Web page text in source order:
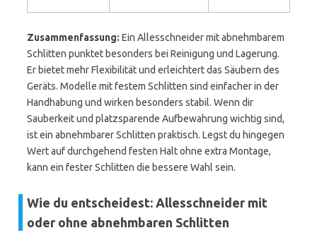
Zusammenfassung: Ein Allesschneider mit abnehmbarem
Schlitten punktet besonders bei Reinigung und Lagerung.
Er bietet mehr Flexibilität und erleichtert das Säubern des
Geräts. Modelle mit festem Schlitten sind einfacher in der
Handhabung und wirken besonders stabil. Wenn dir
Sauberkeit und platzsparende Aufbewahrung wichtig sind,
ist ein abnehmbarer Schlitten praktisch. Legst du hingegen
Wert auf durchgehend festen Halt ohne extra Montage,
kann ein fester Schlitten die bessere Wahl sein.
Wie du entscheidest: Allesschneider mit
oder ohne abnehmbaren Schlitten